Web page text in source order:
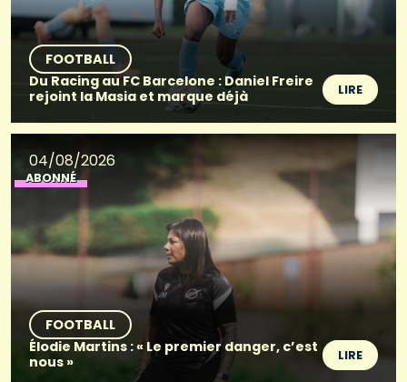
FOOTBALL
Du Racing au FC Barcelone : Daniel Freire
rejoint la Masia et marque déjà
LIRE
04/08/2026
ABONNÉ
FOOTBALL
Élodie Martins : « Le premier danger, c’est
nous »
LIRE